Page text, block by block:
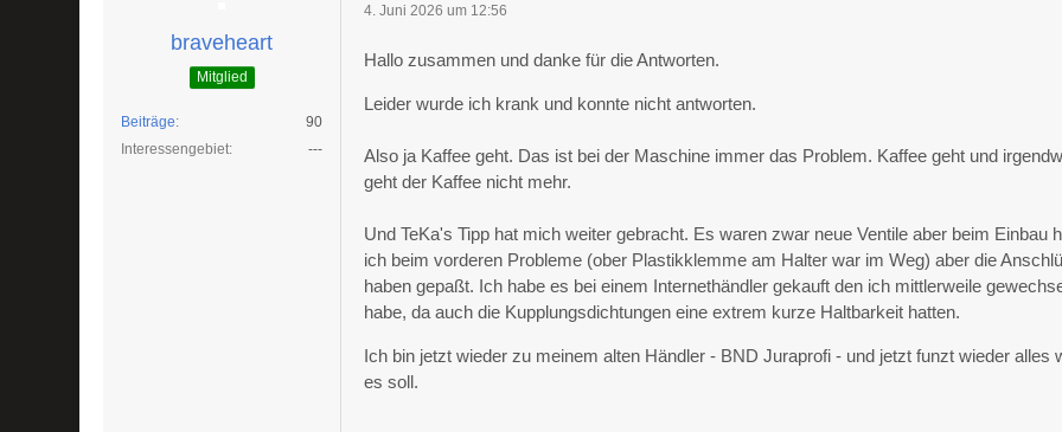
braveheart
Mitglied
Beiträge
90
Interessengebiet
---
4. Juni 2026 um 12:56
Hallo zusammen und danke für die Antworten.
Leider wurde ich krank und konnte nicht antworten.
Also ja Kaffee geht. Das ist bei der Maschine immer das Problem. Kaffee geht und
geht der Kaffee nicht mehr.
Und TeKa's Tipp hat mich weiter gebracht. Es waren zwar neue Ventile aber beim Einbau
ich beim vorderen Probleme (ober Plastikklemme am Halter war im Weg) aber die
haben gepaßt. Ich habe es bei einem Internethändler gekauft den ich mittlerweile
habe, da auch die Kupplungsdichtungen eine extrem kurze Haltbarkeit hatten.
Ich bin jetzt wieder zu meinem alten Händler - BND Juraprofi - und jetzt funzt wieder alles
es soll.